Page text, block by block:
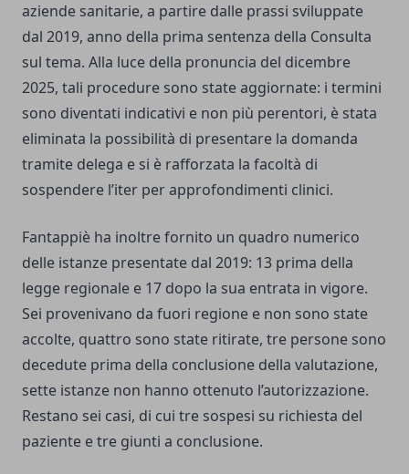
aziende sanitarie, a partire dalle prassi sviluppate
dal 2019, anno della prima sentenza della Consulta
sul tema. Alla luce della pronuncia del dicembre
2025, tali procedure sono state aggiornate: i termini
sono diventati indicativi e non più perentori, è stata
eliminata la possibilità di presentare la domanda
tramite delega e si è rafforzata la facoltà di
sospendere l’iter per approfondimenti clinici.
Fantappiè ha inoltre fornito un quadro numerico
delle istanze presentate dal 2019: 13 prima della
legge regionale e 17 dopo la sua entrata in vigore.
Sei provenivano da fuori regione e non sono state
accolte, quattro sono state ritirate, tre persone sono
decedute prima della conclusione della valutazione,
sette istanze non hanno ottenuto l’autorizzazione.
Restano sei casi, di cui tre sospesi su richiesta del
paziente e tre giunti a conclusione.